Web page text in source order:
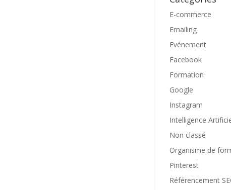
E-commerce
Emailing
Evénement
Facebook
Formation
Google
Instagram
Intelligence
Non classé
Organisme de
Pinterest
Référencement